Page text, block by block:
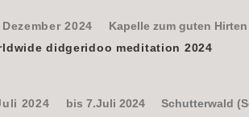
2024
Kapelle zum guten
didgeridoo meditation 2024
2024 bis 7.Juli 2024
Schutterwald